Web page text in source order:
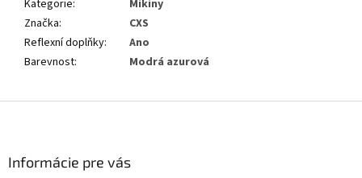
Kategorie:
Mikiny
Značka:
CXS
Reflexní doplňky:
Ano
Barevnost: Modrá azurová
Informácie pre vás